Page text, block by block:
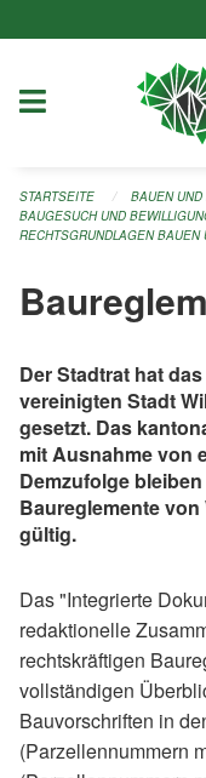
STARTSEITE
BAUEN UND
BAUGESUCH UND
RECHTSGRUNDLAGEN BAUEN
Der Stadtrat hat
vereinigten Stadt
gesetzt. Das
mit Ausnahme von
Demzufolge
Baureglemente
gültig.
Das "Integrierte
redaktionelle
rechtskräftigen
vollständigen
Bauvorschriften in
(Parzellennummern